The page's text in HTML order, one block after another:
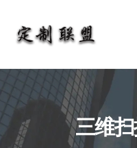
三维